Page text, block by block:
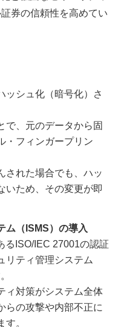
券の信頼性を高めてい
ッシュ化（暗号化）さ
で、元のデータから固
・フィンガープリン
された場合でも、ハッ
いため、その変更が即
ム（ISMS）の導入
るISO/IEC 27001の認証
リティ管理システム
ィ対策がシステム全体
らの攻撃や内部不正に
。